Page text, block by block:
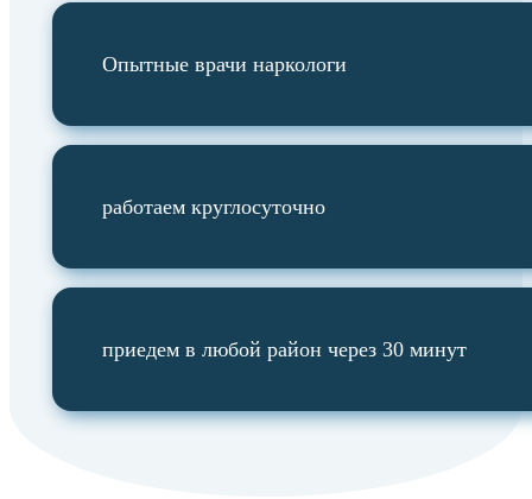
Опытные врачи наркологи
работаем круглосуточно
приедем в любой район через 30 минут